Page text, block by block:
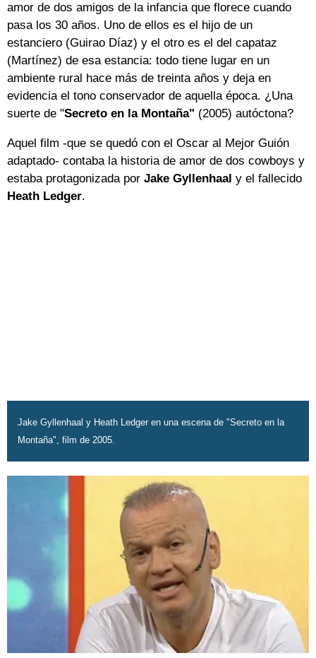
amor de dos amigos de la infancia que florece cuando
pasa los 30 años. Uno de ellos es el hijo de un
estanciero (Guirao Díaz) y el otro es el del capataz
(Martínez) de esa estancia: todo tiene lugar en un
ambiente rural hace más de treinta años y deja en
evidencia el tono conservador de aquella época. ¿Una
suerte de "Secreto en la Montaña" (2005) autóctona?
Aquel film -que se quedó con el Oscar al Mejor Guión
adaptado- contaba la historia de amor de dos cowboys y
estaba protagonizada por Jake Gyllenhaal y el fallecido
Heath Ledger.
Jake Gyllenhaal y Heath Ledger en una escena de "Secreto en la
Montaña", film de 2005.